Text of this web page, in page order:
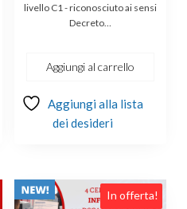
livello C1 - riconosciuto ai sensi
Decreto…
Aggiungi al carrello
Aggiungi alla lista
dei desideri
In offerta!